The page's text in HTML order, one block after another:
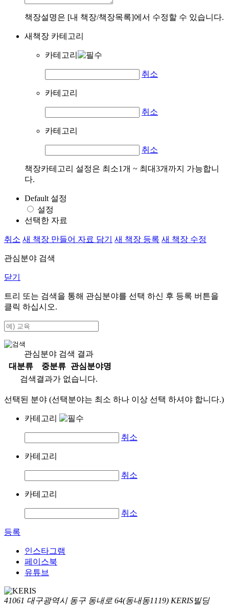
책장설명은 [내 책장/책장목록]에서 수정할 수 있습니다.
새책장 카테고리
카테고리
취소
카테고리
취소
카테고리
취소
책장카테고리 설정은 최소1개 ~ 최대3개까지 가능합니
다.
Default 설정
설정
선택한 자료
취소 새 책장 만들어 자료 담기 새 책장 등록 새 책장 수정
관심분야 검색
닫기
트리 또는 검색을 통해 관심분야를 선택 하신 후 등록 버튼을
클릭 하십시오.
관심분야 검색 결과
대분류
중분류
관심분야명
검색결과가 없습니다.
선택된 분야 (선택분야는 최소 하나 이상 선택 하셔야 합니다.)
카테고리
취소
카테고리
취소
카테고리
취소
등록
인스타그램
페이스북
유튜브
41061 대구광역시 동구 동내로 64(동내동1119) KERIS빌딩